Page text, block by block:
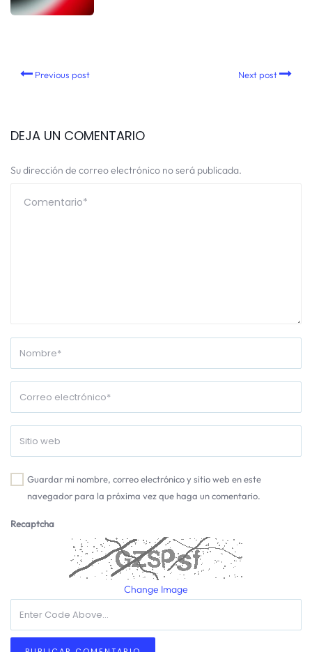
Previous post Next post
DEJA UN COMENTARIO
Su dirección de correo electrónico no será publicada.
Guardar mi nombre, correo electrónico y sitio web en este
navegador para la próxima vez que haga un comentario.
Recaptcha
Change Image